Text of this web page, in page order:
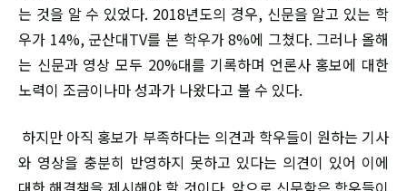
는 것을 알 수 있었다. 2018년도의 경우, 신문을 알고 있는 학
우가 14%, 군산대TV를 본 학우가 8%에 그쳤다. 그러나 올해
는 신문과 영상 모두 20%대를 기록하며 언론사 홍보에 대한
노력이 조금이나마 성과가 나왔다고 볼 수 있다.
하지만 아직 홍보가 부족하다는 의견과 학우들이 원하는 기사
와 영상을 충분히 반영하지 못하고 있다는 의견이 있어 이에